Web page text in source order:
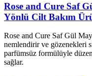
Rose and Cure Saf
Yönlü Cilt Bakım
Rose and Cure Saf Gül
nemlendirir ve gözenekleri
parfümsüz formülüyle
sağlar.